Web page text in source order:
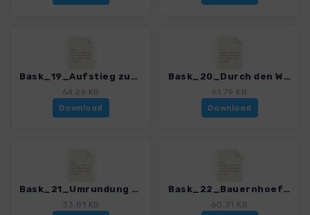
Bask_19_Aufstieg zum San Cristobal_0252_1.gpx
64.26 KB
Download
Bask_20_Durch den Wald von Izki_0252_1.gpx
61.79 KB
Download
Bask_21_Umrundung der soila_0252_1.gpx
33.81 KB
Bask_22_Bauernhoefe im Naturpark Aizkorri Aratz_0252_1.gpx
60.31 KB